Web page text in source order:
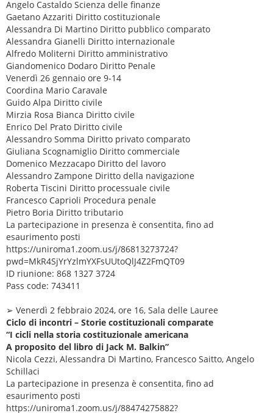
Angelo Castaldo Scienza delle finanze
Gaetano Azzariti Diritto costituzionale
Alessandra Di Martino Diritto pubblico comparato
Alessandra Gianelli Diritto internazionale
Alfredo Moliterni Diritto amministrativo
Giandomenico Dodaro Diritto Penale
Venerdì 26 gennaio ore 9-14
Coordina Mario Caravale
Guido Alpa Diritto civile
Mirzia Rosa Bianca Diritto civile
Enrico Del Prato Diritto civile
Alessandro Somma Diritto privato comparato
Giuliana Scognamiglio Diritto commerciale
Domenico Mezzacapo Diritto del lavoro
Alessandro Zampone Diritto della navigazione
Roberta Tiscini Diritto processuale civile
Francesco Caprioli Procedura penale
Pietro Boria Diritto tributario
La partecipazione in presenza è consentita, fino ad
esaurimento posti
https://uniroma1.zoom.us/j/86813273724?
pwd=MkR4SjYrYzlmYXFsUUtoQlJ4Z2FmQT09
ID riunione: 868 1327 3724
Pass code: 743411
➢ Venerdì 2 febbraio 2024, ore 16, Sala delle Lauree
Ciclo di incontri – Storie costituzionali comparate
“I cicli nella storia costituzionale americana
A proposito del libro di Jack M. Balkin”
Nicola Cezzi, Alessandra Di Martino, Francesco Saitto, Angelo
Schillaci
La partecipazione in presenza è consentita, fino ad
esaurimento posti
https://uniroma1.zoom.us/j/88474275882?